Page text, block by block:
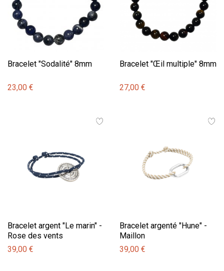
Bracelet "Sodalité" 8mm
23,00 €
Bracelet "Œil multiple" 8mm
27,00 €
Bracelet argent "Le marin" -
Rose des vents
39,00 €
Bracelet argenté "Hune" -
Maillon
39,00 €